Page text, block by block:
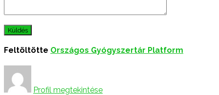
Feltöltötte Országos Gyógyszertár Platform
Profil megtekintése